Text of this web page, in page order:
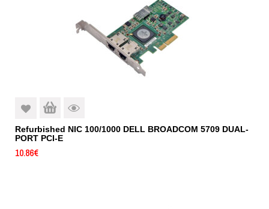
Refurbished NIC 100/1000 DELL BROADCOM 5709 DUAL-
PORT PCI-E
10.86€